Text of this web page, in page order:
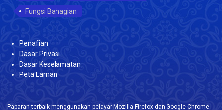
Fungsi Bahagian
Penafian
Dasar Privasi
Dasar Keselamatan
Peta Laman
Paparan terbaik menggunakan pelayar Mozilla Firefox dan Google Chrome